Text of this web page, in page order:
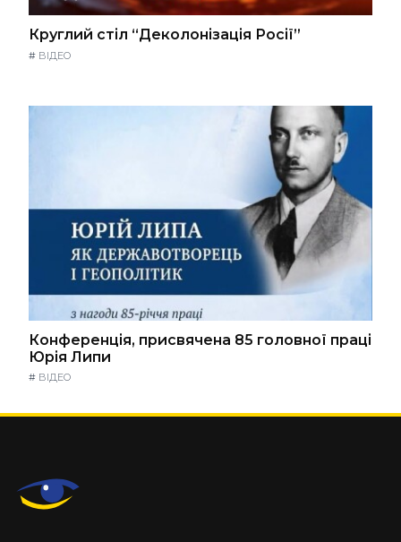
Круглий стіл “Деколонізація Росії”
# ВІДЕО
Конференція, присвячена 85 головної праці
Юрія Липи
# ВІДЕО